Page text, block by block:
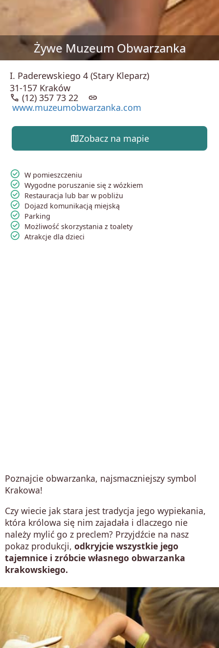
Żywe Muzeum Obwarzanka
I. Paderewskiego 4 (Stary Kleparz)
31-157 Kraków
call (12) 357 73 22
link
www.muzeumobwarzanka.com
mapZobacz na mapie
check_circle W pomieszczeniu
check_circle Wygodne poruszanie się z wózkiem
check_circle Restauracja lub bar w pobliżu
check_circle Dojazd komunikacją miejską
check_circle Parking
check_circle Możliwość skorzystania z toalety
check_circle Atrakcje dla dzieci
Poznajcie obwarzanka, najsmaczniejszy symbol
Krakowa!
Czy wiecie jak stara jest tradycja jego wypiekania,
która królowa się nim zajadała i dlaczego nie
należy mylić go z preclem? Przyjdźcie na nasz
pokaz produkcji, odkryjcie wszystkie jego
tajemnice i zróbcie własnego obwarzanka
krakowskiego.